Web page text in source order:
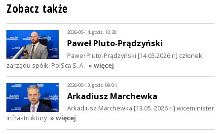
Zobacz także
2026-05-14, godz. 10:38
Paweł Pluto-Prądzyński
Paweł Pluto-Prądzyński [14.05.2026 r.] członek
zarządu spółki PolSca S. A. » więcej
2026-05-13, godz. 09:04
Arkadiusz Marchewka
Arkadiusz Marchewka [13.05. 2026 r.] wiceminister
infrastruktury » więcej